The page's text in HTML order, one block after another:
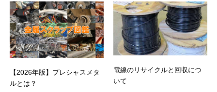
【2026年版】プレシャスメタ
ルとは？
電線のリサイクルと回収につ
いて